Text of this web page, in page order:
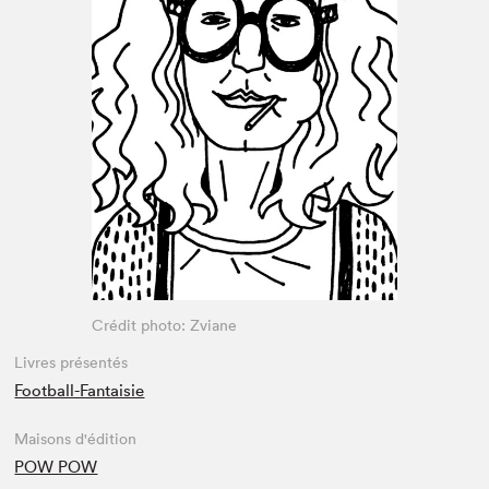
Espace médias
Crédit photo: Zviane
Livres présentés
Football-Fantaisie
Maisons d'édition
POW POW